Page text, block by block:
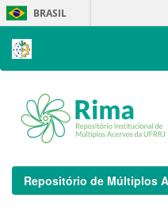
Skip
navigation
BRASIL
Repositório de Múltiplos